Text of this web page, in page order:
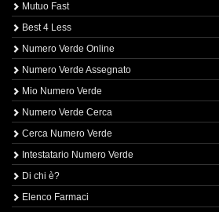
Mutuo Fast
Best 4 Less
Numero Verde Online
Numero Verde Assegnato
Mio Numero Verde
Numero Verde Cerca
Cerca Numero Verde
Intestatario Numero Verde
Di chi è?
Elenco Farmaci